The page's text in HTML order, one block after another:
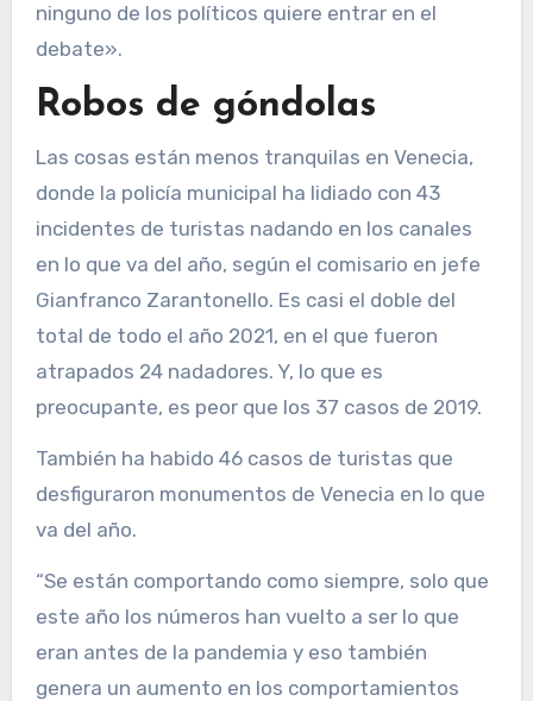
ninguno de los políticos quiere entrar en el
debate».
Robos de góndolas
Las cosas están menos tranquilas en Venecia,
donde la policía municipal ha lidiado con 43
incidentes de turistas nadando en los canales
en lo que va del año, según el comisario en jefe
Gianfranco Zarantonello. Es casi el doble del
total de todo el año 2021, en el que fueron
atrapados 24 nadadores. Y, lo que es
preocupante, es peor que los 37 casos de 2019.
También ha habido 46 casos de turistas que
desfiguraron monumentos de Venecia en lo que
va del año.
“Se están comportando como siempre, solo que
este año los números han vuelto a ser lo que
eran antes de la pandemia y eso también
genera un aumento en los comportamientos